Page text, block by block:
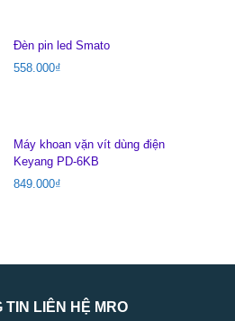
Đèn pin led Smato
558.000₫
Máy khoan vặn vít dùng điện
Keyang PD-6KB
849.000₫
TIN LIÊN HỆ MRO